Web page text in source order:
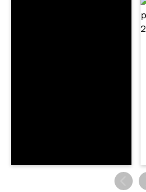
Würden Sie diesen Kauf